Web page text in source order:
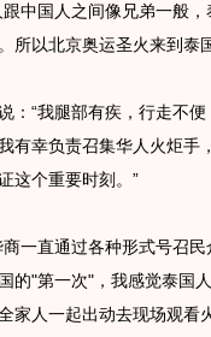
国人之间像兄弟一般，
所以北京奥运圣火来到泰
“我腿部有疾，行走不便
有幸负责召集华人火炬手
这个重要时刻。”
直通过各种形式号召民
的"第一次"，我感觉泰国
家人一起出动去现场观看